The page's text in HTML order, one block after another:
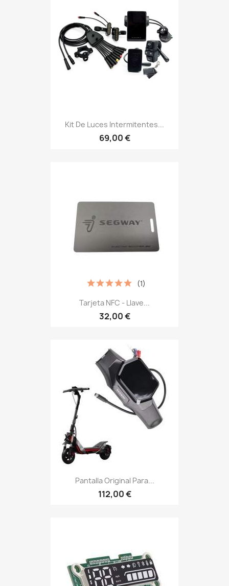
Kit De Luces Intermitentes...
69,00 €
Tarjeta NFC - Llave...
32,00 €
(1)
Pantalla Original Para...
112,00 €